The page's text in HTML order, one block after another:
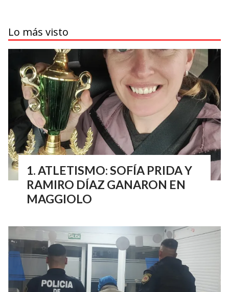
Lo más visto
ATLETISMO: SOFÍA PRIDA Y
RAMIRO DÍAZ GANARON EN
MAGGIOLO